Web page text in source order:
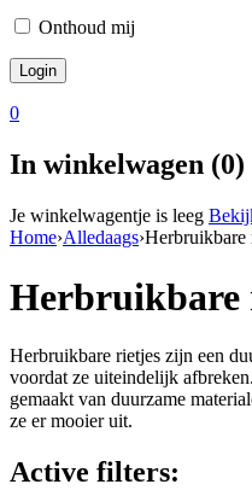
Onthoud mij
0
In winkelwagen (0)
Je winkelwagentje is leeg
Home›Alledaags›Herbruikbare
Herbruikbare
Herbruikbare rietjes zijn een
voordat ze uiteindelijk
gemaakt van duurzame
ze er mooier uit.
Active filters: